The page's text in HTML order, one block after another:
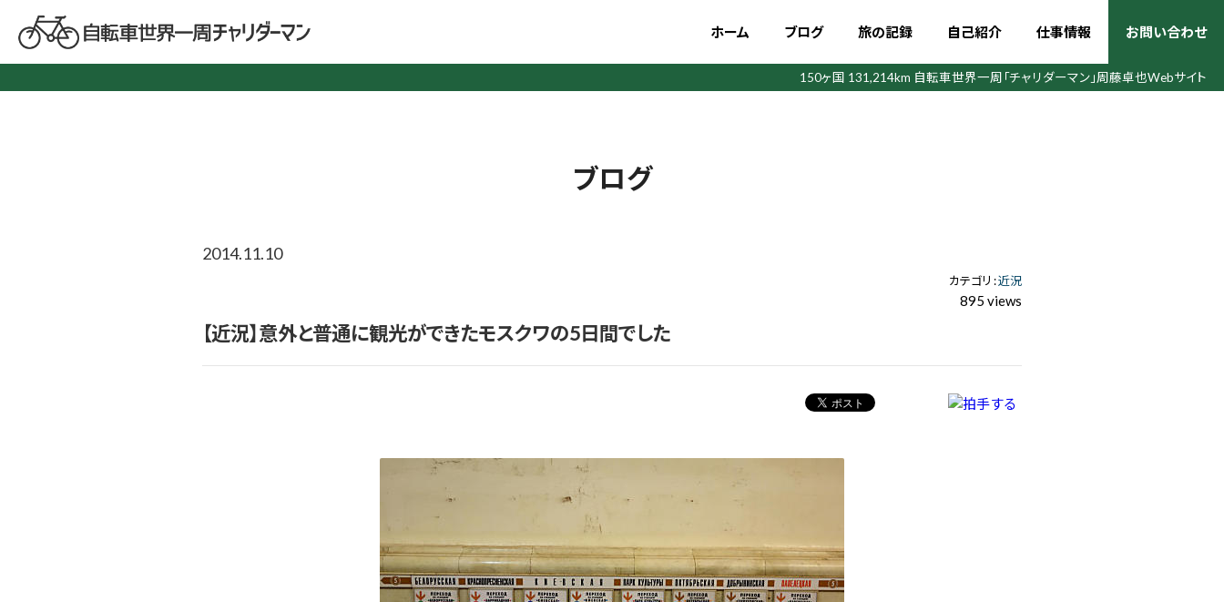
ホーム ブログ 旅の記録 自己紹介 仕事情報 お問い合わせ
150ヶ国 131,214km 自転車世界一周 「チャリダーマン」周藤卓也Webサイト
ブログ
2014.11.10
カテゴリ :近況
895 views
【近況】意外と普通に観光ができたモスクワの5日間でした